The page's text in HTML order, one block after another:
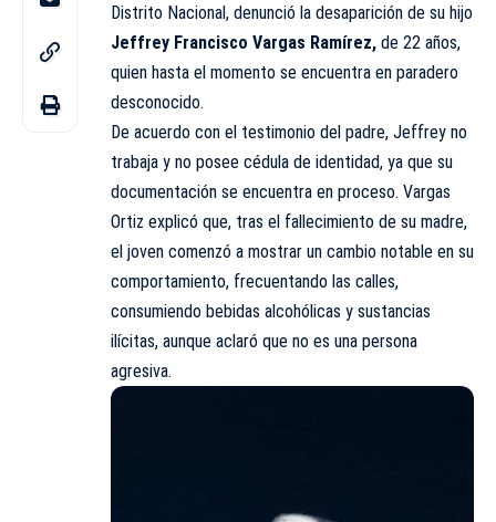
Distrito Nacional, denunció la desaparición de su hijo
Jeffrey Francisco Vargas Ramírez, de 22 años,
quien hasta el momento se encuentra en paradero
desconocido.
De acuerdo con el testimonio del padre, Jeffrey no
trabaja y no posee cédula de identidad, ya que su
documentación se encuentra en proceso. Vargas
Ortiz explicó que, tras el fallecimiento de su madre,
el joven comenzó a mostrar un cambio notable en su
comportamiento, frecuentando las calles,
consumiendo bebidas alcohólicas y sustancias
ilícitas, aunque aclaró que no es una persona
agresiva.